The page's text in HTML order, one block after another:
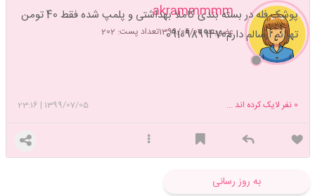
akrammmmm
عضویت: 1399/06/07 تعداد پست: 202
پوشک فله در بسته بندی کاملا بهداشتی و پلمپ شده فقط 40 تومن
تهرانم ارسالم دارم09109899470
1399/07/05
|
23:16 0 نفر لایک کرده اند ...
به روز رسانی